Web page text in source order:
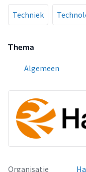
Techniek
Thema
Algemeen
Organisatie